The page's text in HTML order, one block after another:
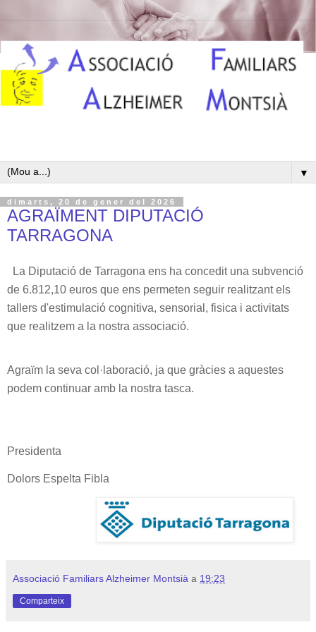
▼
dimarts, 20 de gener del 2026
AGRAÏMENT DIPUTACIÓ
TARRAGONA
La Diputació de Tarragona ens ha concedit una subvenció
de 6.812,10 euros que ens permeten seguir realitzant els
tallers d'estimulació cognitiva, sensorial, fisica i activitats
que realitzem a la nostra associació.
Agraïm la seva col·laboració, ja que gràcies a aquestes
podem continuar amb la nostra tasca.
Presidenta
Dolors Espelta Fibla
Associació Familiars Alzheimer Montsià a 19:23
Comparteix